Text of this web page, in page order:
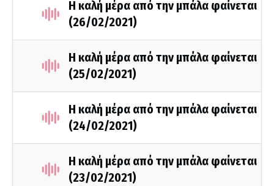
Η καλή μέρα από την μπάλα φαίνεται
(26/02/2021)
Η καλή μέρα από την μπάλα φαίνεται
(25/02/2021)
Η καλή μέρα από την μπάλα φαίνεται
(24/02/2021)
Η καλή μέρα από την μπάλα φαίνεται
(23/02/2021)